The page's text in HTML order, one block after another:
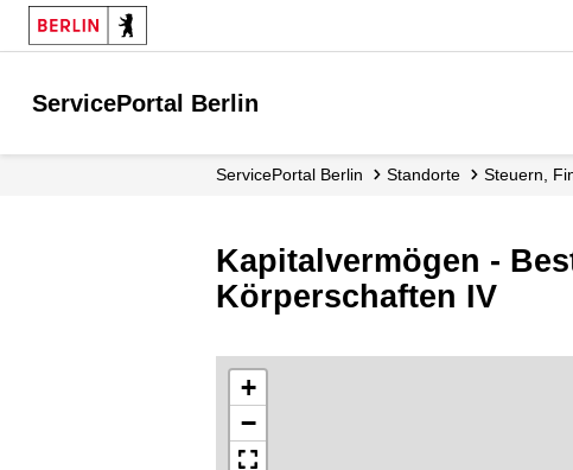
ServicePortal Berlin
ServicePortal Berlin Standorte Steuern,
Kapitalvermögen -
Körperschaften IV
+
−